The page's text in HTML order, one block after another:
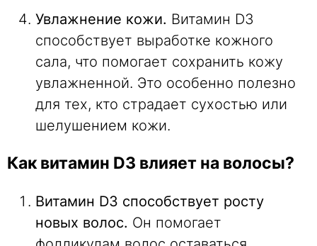
Увлажнение кожи. Витамин D3
способствует выработке кожного
сала, что помогает сохранить кожу
увлажненной. Это особенно полезно
для тех, кто страдает сухостью или
шелушением кожи.
Как витамин D3 влияет на волосы?
Витамин D3 способствует росту
новых волос. Он помогает